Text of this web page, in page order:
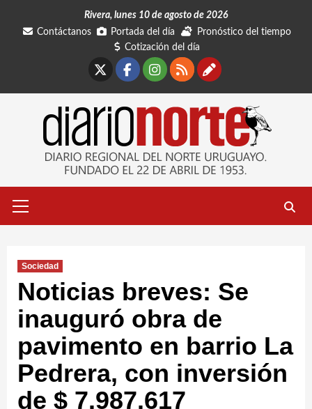
Rivera, lunes 10 de agosto de 2026
Contáctanos
Portada del día
Pronóstico del tiempo
Cotización del día
Facebook
Instagram
RSSContáctanos
primario
Sociedad
Noticias breves: Se
inauguró obra de
pavimento en barrio La
Pedrera, con inversión
de $ 7.987.617